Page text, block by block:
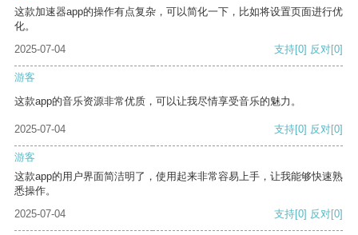
这款加速器app的操作有点复杂，可以简化一下，比如将设置页面进行优
化。
2025-07-04
支持[0] 反对[0]
游客
这款app的音乐资源非常优质，可以让我尽情享受音乐的魅力。
2025-07-04 支持[0] 反对[0]
游客
这款app的用户界面简洁明了，使用起来非常容易上手，让我能够快速熟
悉操作。
2025-07-04
支持[0] 反对[0]